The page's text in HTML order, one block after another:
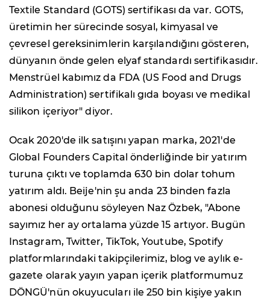
Textile Standard (GOTS) sertifikası da var. GOTS,
üretimin her sürecinde sosyal, kimyasal ve
çevresel gereksinimlerin karşılandığını gösteren,
dünyanın önde gelen elyaf standardı sertifikasıdır.
Menstrüel kabımız da FDA (US Food and Drugs
Administration) sertifikalı gıda boyası ve medikal
silikon içeriyor" diyor.
Ocak 2020'de ilk satışını yapan marka, 2021'de
Global Founders Capital önderliğinde bir yatırım
turuna çıktı ve toplamda 630 bin dolar tohum
yatırım aldı. Beije'nin şu anda 23 binden fazla
abonesi olduğunu söyleyen Naz Özbek, "Abone
sayımız her ay ortalama yüzde 15 artıyor. Bugün
Instagram, Twitter, TikTok, Youtube, Spotify
platformlarındaki takipçilerimiz, blog ve aylık e-
gazete olarak yayın yapan içerik platformumuz
DÖNGÜ'nün okuyucuları ile 250 bin kişiye yakın